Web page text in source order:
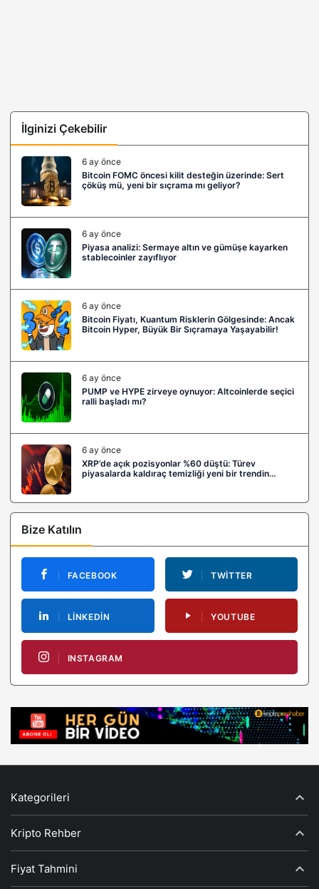
İlginizi Çekebilir
6 ay önce
Bitcoin FOMC öncesi kilit desteğin üzerinde: Sert
çöküş mü, yeni bir sıçrama mı geliyor?
6 ay önce
Piyasa analizi: Sermaye altın ve gümüşe kayarken
stablecoinler zayıflıyor
6 ay önce
Bitcoin Fiyatı, Kuantum Risklerin Gölgesinde: Ancak
Bitcoin Hyper, Büyük Bir Sıçramaya Yaşayabilir!
6 ay önce
PUMP ve HYPE zirveye oynuyor: Altcoinlerde seçici
ralli başladı mı?
6 ay önce
XRP’de açık pozisyonlar %60 düştü: Türev
piyasalarda kaldıraç temizliği yeni bir trendin
Bize Katılın
FACEBOOK TWITTER
LINKEDIN YOUTUBE
INSTAGRAM
Kategorileri
Kripto Rehber
Fiyat Tahmini